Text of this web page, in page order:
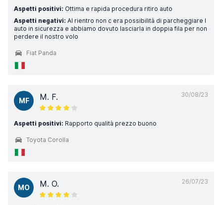
Aspetti positivi: Ottima e rapida procedura ritiro auto
Aspetti negativi: Al rientro non c era possibilità di parcheggiare l
auto in sicurezza e abbiamo dovuto lasciarla in doppia fila per non
perdere il nostro volo
Fiat Panda
30/08/23
MF M. F.
Aspetti positivi: Rapporto qualità prezzo buono
Toyota Corolla
26/07/23
MO M. O.